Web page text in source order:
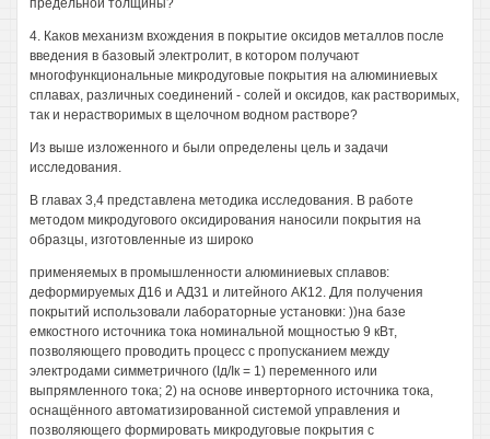
предельной толщины?
4. Каков механизм вхождения в покрытие оксидов металлов после
введения в базовый электролит, в котором получают
многофункциональные микродуговые покрытия на алюминиевых
сплавах, различных соединений - солей и оксидов, как растворимых,
так и нерастворимых в щелочном водном растворе?
Из выше изложенного и были определены цель и задачи
исследования.
В главах 3,4 представлена методика исследования. В работе
методом микродугового оксидирования наносили покрытия на
образцы, изготовленные из широко
применяемых в промышленности алюминиевых сплавов:
деформируемых Д16 и АД31 и литейного АК12. Для получения
покрытий использовали лабораторные установки: ))на базе
емкостного источника тока номинальной мощностью 9 кВт,
позволяющего проводить процесс с пропусканием между
электродами симметричного (Ід/Ік = 1) переменного или
выпрямленного тока; 2) на основе инверторного источника тока,
оснащённого автоматизированной системой управления и
позволяющего формировать микродуговые покрытия с